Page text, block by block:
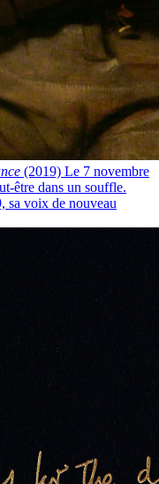
(2019) Le 7 novembre
être dans un souffle.
sa voix de nouveau